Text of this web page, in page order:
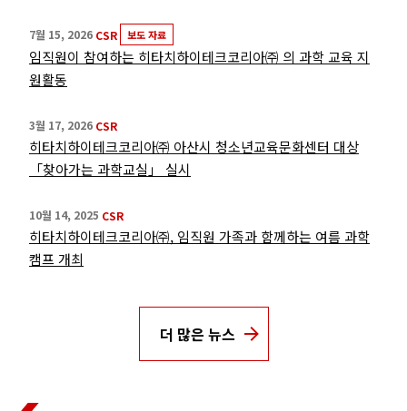
7월 15, 2026 CSR 보도 자료
임직원이 참여하는 히타치하이테크코리아㈜ 의 과학 교육 지
원활동
3월 17, 2026 CSR
히타치하이테크코리아㈜ 아산시 청소년교육문화센터 대상
「찾아가는 과학교실」 실시
10월 14, 2025 CSR
히타치하이테크코리아㈜, 임직원 가족과 함께하는 여름 과학
캠프 개최
더 많은 뉴스